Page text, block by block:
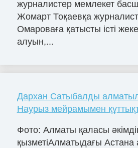
журналистер мемлекет
Жомарт Тоқаевқа
Омароваға қатысты істі
алуын,...
Дархан Сатыбалды
Наурыз мейрамымен
Фото: Алматы қаласы
қызметіАлматыдағы